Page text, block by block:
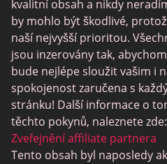
Lesbické Seznamky
Černé Datování Lokalit
SugarDaddyMeet
LatinAmericanCupid
CatholicMatch
kvalitní obsah a nikdy
by mohlo být škodlivé,
naší nejvyšší prioritou.
jsou inzerovány tak,
bude nejlépe sloužit vašim i
spokojenost zaručena s
stránku! Další informace o
těchto pokynů, naleznete zde:
Zveřejnění affiliate partnera
Tento obsah byl naposledy